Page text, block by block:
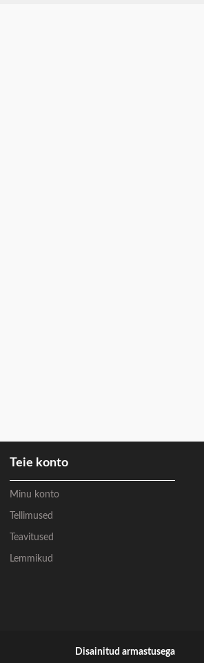
Teie konto
Minu konto
Tellimused
Teavitused
Lemmikud
Disainitud armastusega